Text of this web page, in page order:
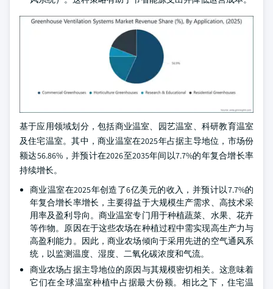
基于应用领域划分，包括商业温室、园艺温室、科研教育温室
及住宅温室。其中，商业温室在2025年占据主导地位，市场份
额达56.86%，并预计在2026至2035年间以7.7%的年复合增长率
持续增长。
商业温室在2025年创造了6亿美元的收入，并预计以7.7%的
年复合增长率增长，主要得益于大规模生产需求、高技术采
用率及盈利导向。商业温室专门用于种植蔬菜、水果、花卉
等作物。原因在于这些农场在种植过程中需实现高生产力与
高盈利能力。因此，商业农场倾向于采用先进的空气通风系
统，以监测温度、湿度、二氧化碳浓度和气流。
商业农场占据主导地位的原因与其规模密切相关。这意味着
它们在全球温室种植中占据最大份额。相比之下，住宅温